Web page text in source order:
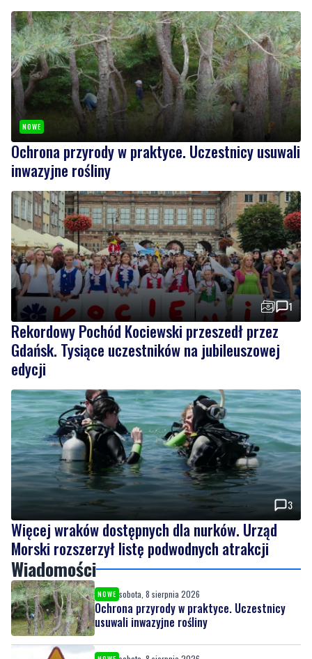
NOWE
Ochrona przyrody w praktyce. Uczestnicy usuwali
inwazyjne rośliny
1
Rekordowy Pochód Kociewski przeszedł przez
Gdańsk. Tysiące uczestników na jubileuszowej
edycji
3
Więcej wraków dostępnych dla nurków. Urząd
Morski rozszerzył listę podwodnych atrakcji
Wiadomości
NOWE sobota, 8 sierpnia 2026
Ochrona przyrody w praktyce. Uczestnicy
usuwali inwazyjne rośliny
NOWE sobota, 8 sierpnia 2026
Ważna informacja dla kierowców! Zmiany w